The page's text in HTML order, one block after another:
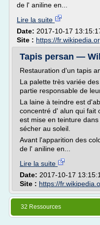
de l' aniline en...
Lire la suite
Date: 2017-10-17
Site : https://
Tapis persan —
Restauration d'un tapis
La palette très variée
partie responsable de
La laine à teindre est
concentré d' alun qui fait
est mise en teinture
sécher au soleil.
Avant l'apparition des
de l' aniline en...
Lire la suite
Date: 2017-10-17
Site : https://
32 Ressources